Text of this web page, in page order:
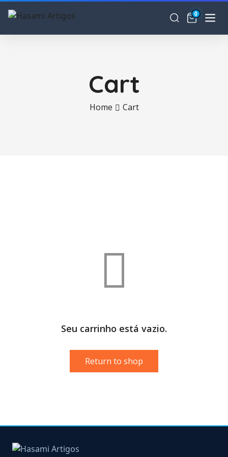
0
Cart
Home Cart
Seu carrinho está vazio.
Return to shop